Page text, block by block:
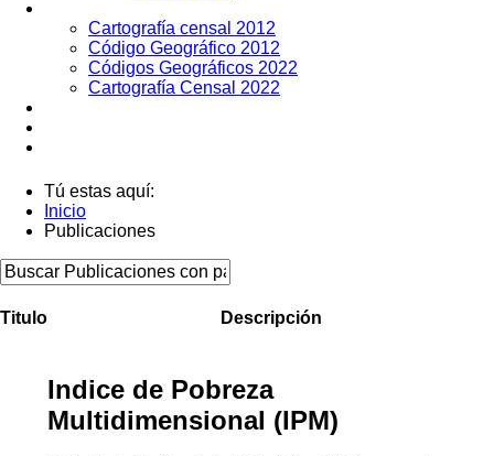
Cartografía censal 2012
Código Geográfico 2012
Códigos Geográficos 2022
Cartografía Censal 2022
Tú estas aquí:
Inicio
Publicaciones
Titulo Descripción
Indice de Pobreza
Multidimensional (IPM)